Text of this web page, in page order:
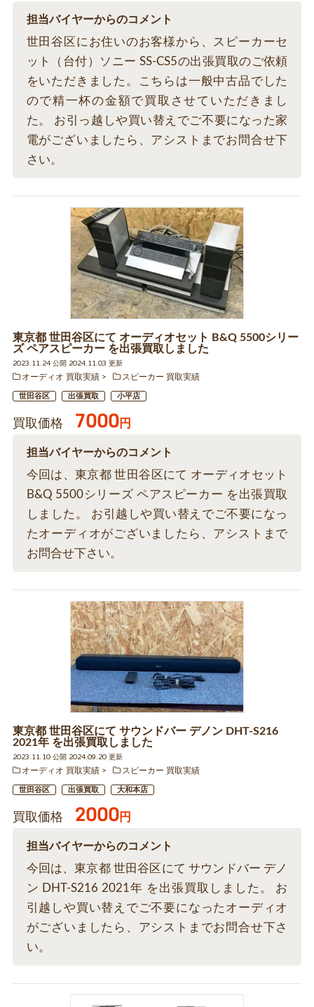
担当バイヤーからのコメント
世田谷区にお住いのお客様から、スピーカーセ
ット（台付）ソニー SS-CS5の出張買取のご依頼
をいただきました。こちらは一般中古品でした
ので精一杯の金額で買取させていただきまし
た。 お引っ越しや買い替えでご不要になった家
電がございましたら、アシストまでお問合せ下
さい。
東京都 世田谷区にて オーディオセット B&Q 5500シリー
ズ ペアスピーカー を出張買取しました
2023.11.24 公開 2024.11.03 更新
オーディオ 買取実績
スピーカー 買取実績
世田谷区 出張買取 小平店
買取価格 7000円
担当バイヤーからのコメント
今回は、東京都 世田谷区にて オーディオセット
B&Q 5500シリーズ ペアスピーカー を出張買取
しました。 お引越しや買い替えでご不要になっ
たオーディオがございましたら、アシストまで
お問合せ下さい。
東京都 世田谷区にて サウンドバー デノン DHT-S216
2021年 を出張買取しました
2023.11.10 公開 2024.09.20 更新
オーディオ 買取実績
スピーカー 買取実績
世田谷区 出張買取 大和本店
買取価格 2000円
担当バイヤーからのコメント
今回は、東京都 世田谷区にて サウンドバー デノ
ン DHT-S216 2021年 を出張買取しました。 お
引越しや買い替えでご不要になったオーディオ
がございましたら、アシストまでお問合せ下さ
い。